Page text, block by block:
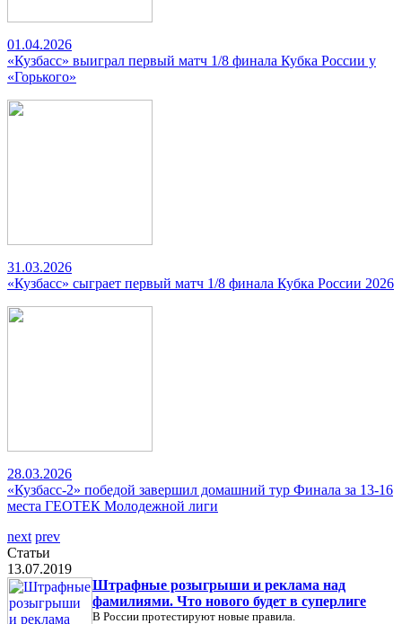
01.04.2026
«Кузбасс» выиграл первый матч 1/8 финала Кубка России у
«Горького»
31.03.2026
«Кузбасс» сыграет первый матч 1/8 финала Кубка России 2026
28.03.2026
«Кузбасс-2» победой завершил домашний тур Финала за 13-16
места ГЕОТЕК Молодежной лиги
next prev
Статьи
13.07.2019
Штрафные розыгрыши и реклама над
фамилиями. Что нового будет в суперлиге
В России протестируют новые правила.